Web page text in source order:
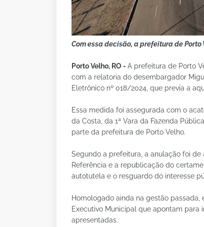
Com essa decisão, a prefeitura de
Porto Velho, RO - A prefeitura de Porto
com a relatoria do desembargador
Eletrônico nº 018/2024, que previa a
Essa medida foi assegurada com o
da Costa, da 1ª Vara da Fazenda
parte da prefeitura de Porto Velho.
Segundo a prefeitura, a anulação foi
Referência e a republicação do
autotutela e o resguardo do interesse
Homologado ainda na gestão
Executivo Municipal que apontam
apresentadas.